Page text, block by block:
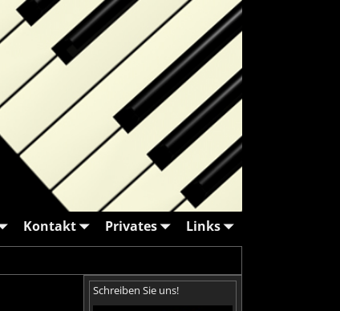
Kontakt Privates
Links
Schreiben Sie uns!